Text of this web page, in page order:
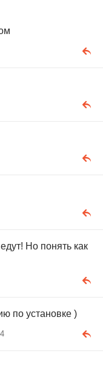
Но понять как
по установке )